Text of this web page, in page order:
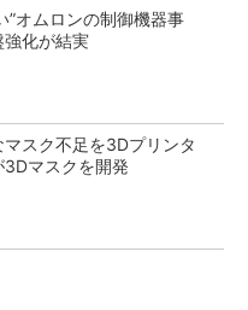
”オムロンの制御機器事
化が結実
スク不足を3Dプリンタ
マスクを開発